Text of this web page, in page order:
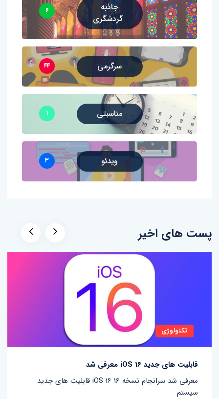
جاذبه
گردشگری
۶
سرگرمی ۴۴
مناسبتی ۱
ویدئو ۳
پست های اخیر
تکنولوژی
قابلیت های جدید iOS 16 معرفی شد
قابلیت های جدید iOS 16 معرفی شد سرانجام نسخه 16
سیستم